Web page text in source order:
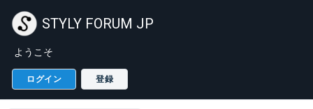
STYLY FORUM JP
ようこそ
ログイン 登録